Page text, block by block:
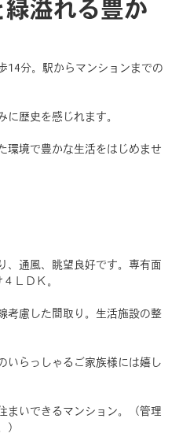
溢れる豊か
14分。駅からマンションまでの
に歴史を感じれます。
環境で豊かな生活をはじめませ
、通風、眺望良好です。専有面
ＬＤＫ。
考慮した間取り。生活施設の整
いらっしゃるご家族様には嬉し
まいできるマンション。（管理
）